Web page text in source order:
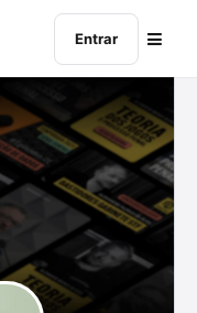
Entrar